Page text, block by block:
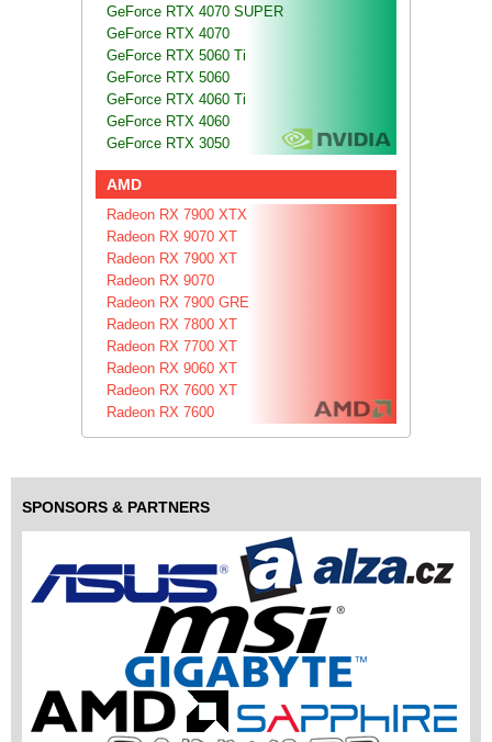
GeForce RTX 4070 SUPER
GeForce RTX 4070
GeForce RTX 5060 Ti
GeForce RTX 5060
GeForce RTX 4060 Ti
GeForce RTX 4060
GeForce RTX 3050
AMD
Radeon RX 7900 XTX
Radeon RX 9070 XT
Radeon RX 7900 XT
Radeon RX 9070
Radeon RX 7900 GRE
Radeon RX 7800 XT
Radeon RX 7700 XT
Radeon RX 9060 XT
Radeon RX 7600 XT
Radeon RX 7600
SPONSORS & PARTNERS